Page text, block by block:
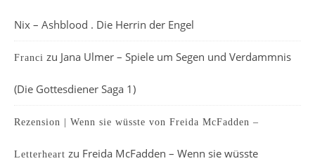
Nix – Ashblood . Die Herrin der Engel
Franci zu Jana Ulmer – Spiele um Segen und Verdammnis
(Die Gottesdiener Saga 1)
Rezension | Wenn sie wüsste von Freida McFadden –
Letterheart zu Freida McFadden – Wenn sie wüsste